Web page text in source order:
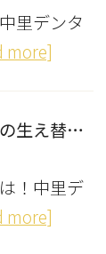
里デンタ
more]
お子さんの大人の歯の生え替わり期の歯並びについて
！中里デ
more]